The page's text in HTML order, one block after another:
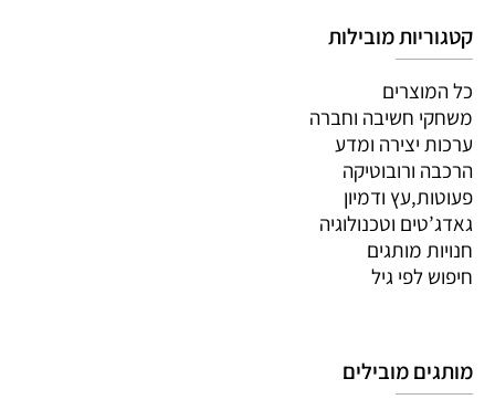
קטגוריות מובילות
כל המוצרים
משחקי חשיבה וחברה
ערכות יצירה ומדע
הרכבה ורובוטיקה
פעוטות,עץ ודמיון
גאדג’טים וטכנולוגיה
חנויות מותגים
חיפוש לפי גיל
מותגים מובילים